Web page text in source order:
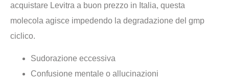
acquistare Levitra a buon prezzo in Italia, questa
molecola agisce impedendo la degradazione del gmp
ciclico.
Sudorazione eccessiva
Confusione mentale o allucinazioni